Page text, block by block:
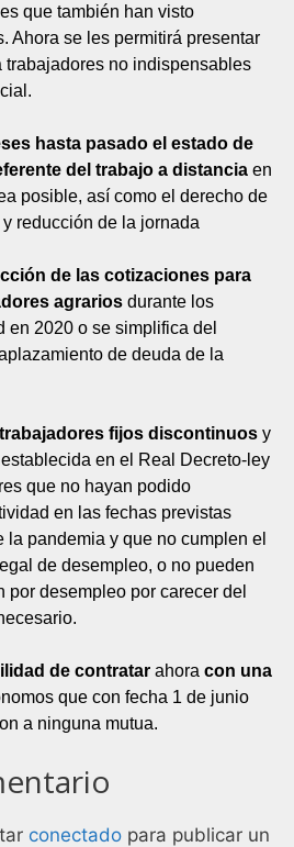
que también han visto
Ahora se les permitirá presentar
trabajadores no indispensables
hasta pasado el estado de
del trabajo a distancia en
posible, así como el derecho de
reducción de la jornada
de las cotizaciones para
agrarios durante los
en 2020 o se simplifica del
de deuda de la
fijos discontinuos y
en el Real Decreto-ley
que no hayan podido
en las fechas previstas
pandemia y que no cumplen el
de desempleo, o no pueden
por desempleo por carecer del
de contratar ahora con una
que con fecha 1 de junio
a ninguna mutua.
conectado para publicar un